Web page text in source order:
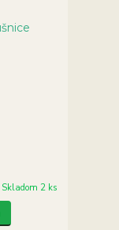
Skladom 2 ks